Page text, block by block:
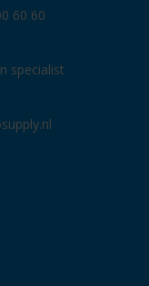
60 60
specialist